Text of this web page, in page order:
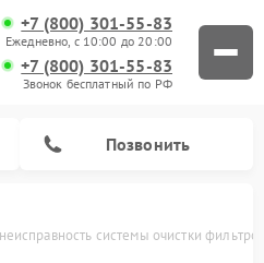
+7 (800) 301-55-83
Ежедневно, с 10:00 до 20:00
+7 (800) 301-55-83
Звонок бесплатный по РФ
Позвонить
системы очистки